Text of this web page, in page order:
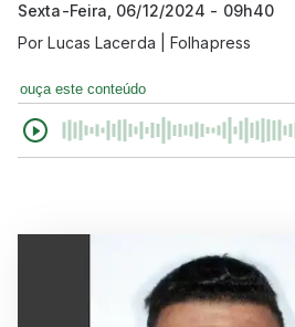
Sexta-Feira, 06/12/2024 - 09h40
PorLucas Lacerda | Folhapress
ouça este conteúdo